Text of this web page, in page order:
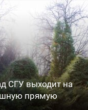
СГУ выходит на
прямую